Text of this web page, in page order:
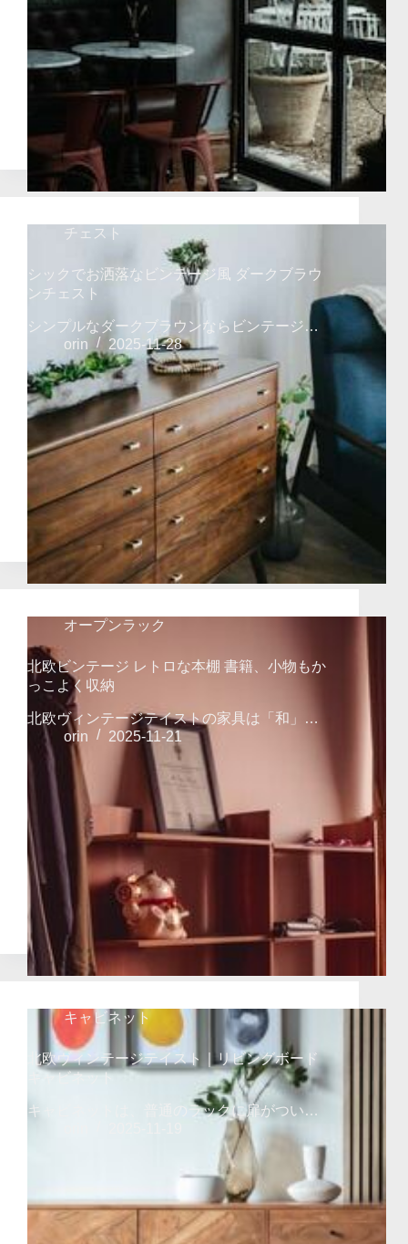
チェスト
シックでお洒落なビンテージ風 ダークブラウ
ンチェスト
シンプルなダークブラウンならビンテージ…
orin
2025-11-28
オープンラック
北欧ビンテージ レトロな本棚 書籍、小物もか
っこよく収納
北欧ヴィンテージテイストの家具は「和」…
orin
2025-11-21
キャビネット
北欧ヴィンテージテイスト｜リビングボード
キャビネット
キャビネットは、普通のラックに扉がつい…